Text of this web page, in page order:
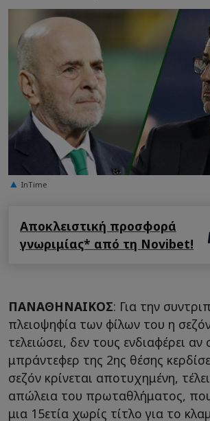
InTime
Αποκλειστική προσφορά
γνωριμίας* από τη Novibet!
ΠΑΝΑΘΗΝΑΙΚΟΣ: Για την
πλειοψηφία των φίλων του η σεζόν
τελειώσει, δεν τους ενδιαφέρει αν
μπράντεφερ της 2ης θέσης
σεζόν κρίνεται αποτυχημένη,
απώλεια του πρωταθλήματος,
μια 15ετία χωρίς τίτλο για το